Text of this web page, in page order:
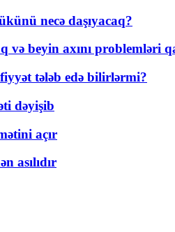
necə daşıyacaq?
və beyin axını problemləri
tələb edə bilirlərmi?
dəyişib
açır
asılıdır